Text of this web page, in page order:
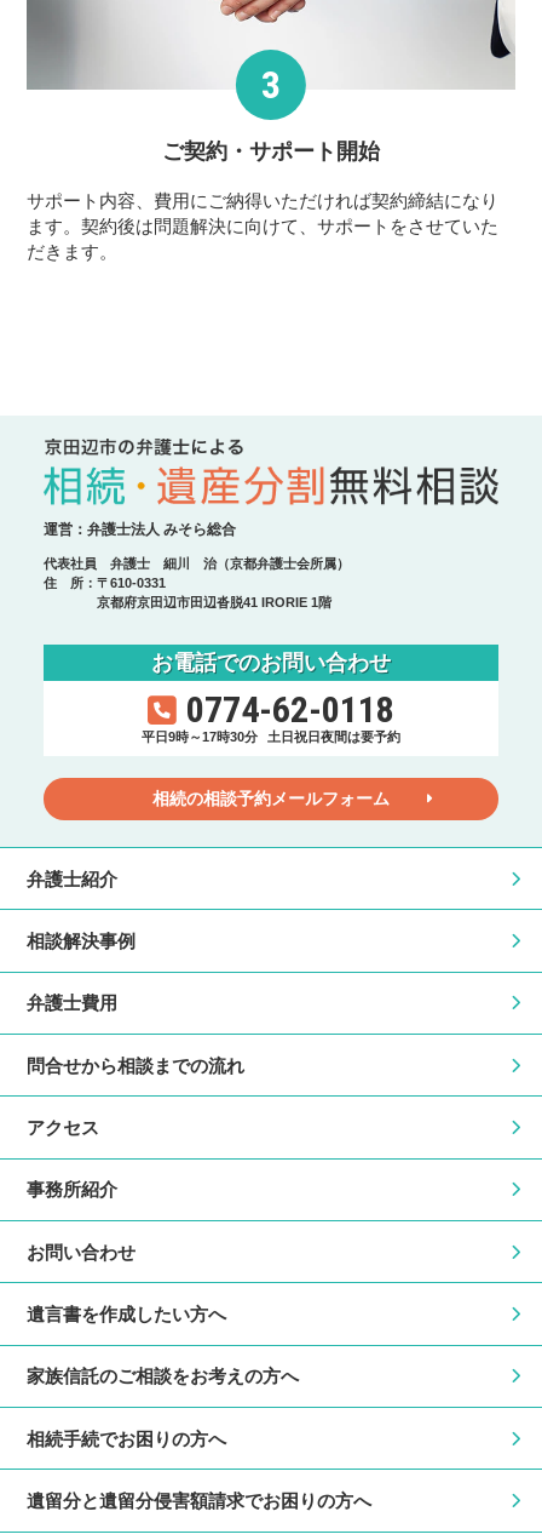
ご契約・サポート開始
サポート内容、費用にご納得いただければ契約締結になり
ます。契約後は問題解決に向けて、サポートをさせていた
だきます。
運営：弁護士法人 みそら総合
代表社員 弁護士 細川 治（京都弁護士会所属）
住 所：〒610-0331
京都府京田辺市田辺沓脱41 IRORIE 1階
お電話でのお問い合わせ
0774-62-0118
平日9時～17時30分 土日祝日夜間は要予約
相続の相談予約メールフォーム
弁護士紹介
相談解決事例
弁護士費用
問合せから相談までの流れ
アクセス
事務所紹介
お問い合わせ
遺言書を作成したい方へ
家族信託のご相談をお考えの方へ
相続手続でお困りの方へ
遺留分と遺留分侵害額請求でお困りの方へ